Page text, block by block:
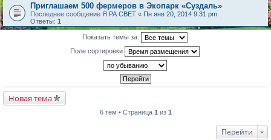
Приглашаем 500 фермеров в Экопарк «Суздаль»
Последнее сообщение Я РА СВЕТ « Пн янв 20, 2014 9:31 pm
Ответы: 1
Показать темы за:
Поле сортировки
Новая тема
6 тем • Страница 1 из 1
Перейти